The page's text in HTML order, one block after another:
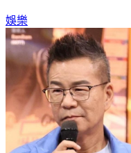
娛樂